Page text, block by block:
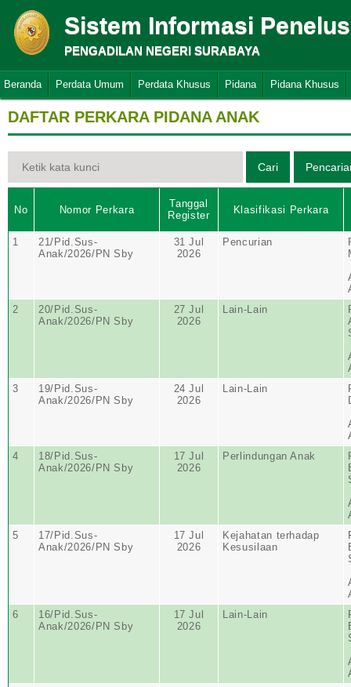
Sistem Informasi
PENGADILAN NEGERI SURABAYA
Beranda Perdata Umum Perdata Khusus Pidana Pidana Khusus
DAFTAR PERKARA PIDANA ANAK
No Nomor Perkara
Tanggal
Register
Klasifikasi Perkara
1
21/Pid.Sus-
Anak/2026/PN Sby
31 Jul
2026
Pencurian
2
20/Pid.Sus-
Anak/2026/PN Sby
27 Jul
2026
Lain-Lain
3
19/Pid.Sus-
Anak/2026/PN Sby
24 Jul
2026
Lain-Lain
4
18/Pid.Sus-
Anak/2026/PN Sby
17 Jul
2026
Perlindungan Anak
5
17/Pid.Sus-
Anak/2026/PN Sby
17 Jul
2026
Kejahatan terhadap
Kesusilaan
6
16/Pid.Sus-
Anak/2026/PN Sby
17 Jul
2026
Lain-Lain